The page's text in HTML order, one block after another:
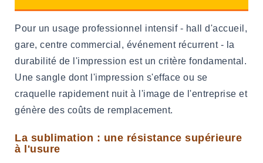
Pour un usage professionnel intensif - hall d'accueil,
gare, centre commercial, événement récurrent - la
durabilité de l'impression est un critère fondamental.
Une sangle dont l'impression s'efface ou se
craquelle rapidement nuit à l'image de l'entreprise et
génère des coûts de remplacement.
La sublimation : une résistance supérieure
à l'usure